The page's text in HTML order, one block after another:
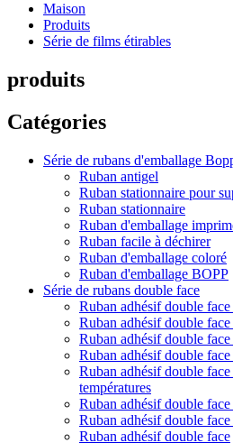
Maison
Produits
Série de films étirables
produits
Catégories
Série de rubans d'emballage
Ruban antigel
Ruban stationnaire pour
Ruban stationnaire
Ruban d'emballage
Ruban facile à déchirer
Ruban d'emballage coloré
Ruban d'emballage BOPP
Série de rubans double face
Ruban adhésif double
Ruban adhésif double
Ruban adhésif double face
Ruban adhésif double
Ruban adhésif double
températures
Ruban adhésif double
Ruban adhésif double
Ruban adhésif double face